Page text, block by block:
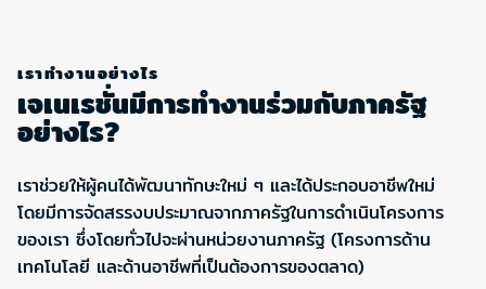
เราทำงานอย่างไร
เจเนเรชั่นมีการทำงานร่วมกับภาครัฐ
อย่างไร?
เราช่วยให้ผู้คนได้พัฒนาทักษะใหม่ ๆ และได้ประกอบอาชีพใหม่
โดยมีการจัดสรรงบประมาณจากภาครัฐในการดำเนินโครงการ
ของเรา ซึ่งโดยทั่วไปจะผ่านหน่วยงานภาครัฐ (โครงการด้าน
เทคโนโลยี และด้านอาชีพที่เป็นต้องการของตลาด)